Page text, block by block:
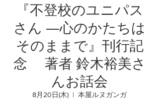
『不登校のユニパス
さん ―心のかたちは
そのままで』刊行記
念 著者 鈴木裕美さ
んお話会
8月20日(木)
  |
本屋ルヌガンガ